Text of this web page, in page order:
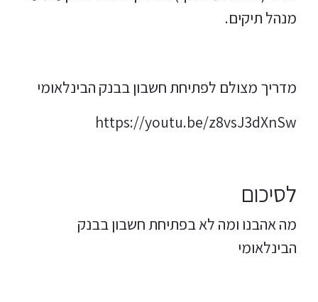
מנהל תיקים.
מדריך מצולם לפתיחת חשבון בבנק הבינלאומי
https://youtu.be/z8vsJ3dXnSw
לסיכום
מה אהבנו ומה לא בפתיחת חשבון בבנק
הבינלאומי